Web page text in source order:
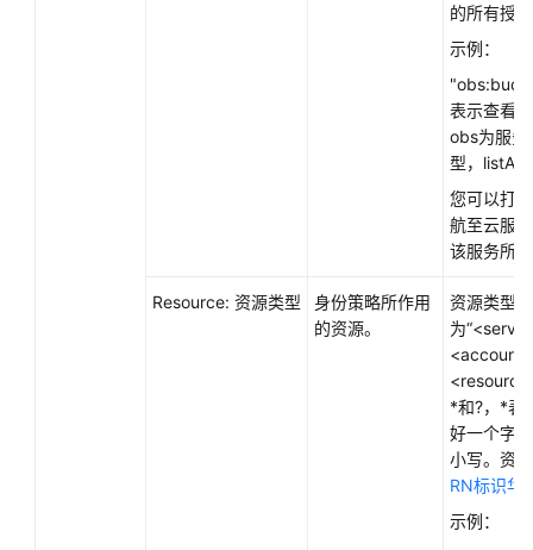
的所有授
示例：
表示查看
obs为服
型，
您可以打开
航至云服
该服务所
Resource: 资源类型
身份策略所作用
的资源。
资源类型
为
*和?，*表
好一个字
小写。资
RN标识华
示例：